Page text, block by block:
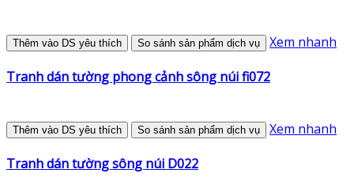
Thêm vào DS yêu thích So sánh sản phẩm dịch vụ Xem nhanh
Tranh dán tường phong cảnh sông núi fi072
Thêm vào DS yêu thích So sánh sản phẩm dịch vụ Xem nhanh
Tranh dán tường sông núi D022